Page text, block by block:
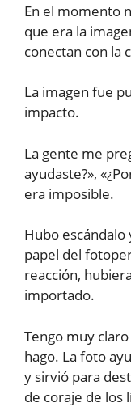
En el momento
que era la
conectan con la
La imagen fue
impacto.
La gente me
ayudaste?»,
era imposible.
Hubo
papel del
reacción,
importado.
Tengo muy
hago. La foto
y sirvió para
de coraje de los